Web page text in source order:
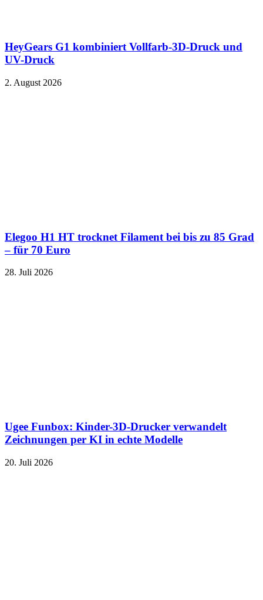
HeyGears G1 kombiniert Vollfarb-3D-Druck und
UV-Druck
2. August 2026
Elegoo H1 HT trocknet Filament bei bis zu 85 Grad
– für 70 Euro
28. Juli 2026
Ugee Funbox: Kinder-3D-Drucker verwandelt
Zeichnungen per KI in echte Modelle
20. Juli 2026